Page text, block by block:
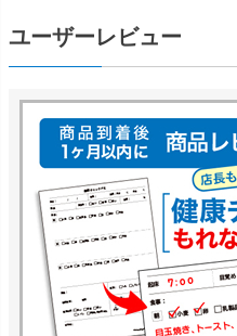
ユーザーレビュー